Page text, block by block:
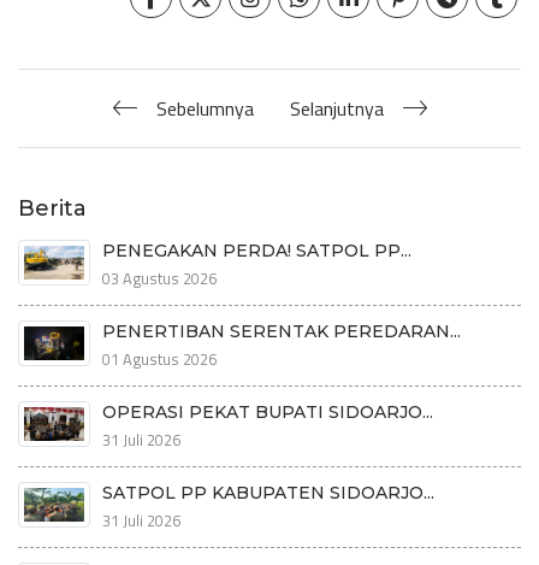
Sebelumnya Selanjutnya
Berita
PENEGAKAN PERDA! SATPOL PP...
03 Agustus 2026
PENERTIBAN SERENTAK PEREDARAN...
01 Agustus 2026
OPERASI PEKAT BUPATI SIDOARJO...
31 Juli 2026
SATPOL PP KABUPATEN SIDOARJO...
31 Juli 2026